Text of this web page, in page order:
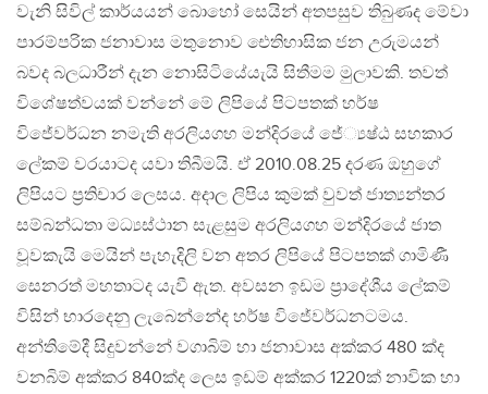
වැනි සිවිල් කාර්යයන් බොහෝ සෙයින් අතපසුව තිබුණද මේවා
පාරම්පරික ජනාවාස මතුනොව ඓතිහාසික ජන උරුමයන්
බවද බලධාරීන් දැන නොසිටියේයැයි සිතීමම මුලාවකි. තවත්
විශේෂත්වයක් වන්නේ මේ ලිපියේ පිටපතක් හර්ෂ
විජේවර්ධන නමැති අරලියගහ මන්දිරයේ ජේ්‍යෂ්ඨ සහකාර
ලේකම් වරයාටද යවා තිබීමයි. ඒ 2010.08.25 දරණ ඔහුගේ
ලිපියට ප‍්‍රතිචාර ලෙසය. අදාල ලිපිය කුමක් වුවත් ජාත්‍යන්තර
සම්බන්ධතා මධ්‍යස්ථාන සැළසුම අරලියගහ මන්දිරයේ ජාත
වූවකැයි මෙයින් පැහැදිලි වන අතර ලිපියේ පිටපතක් ගාමිණී
සෙනරත් මහතාටද යැවී ඇත. අවසන ඉඩම ප‍්‍රාදේශීය ලේකම්
විසින් භාරදෙනු ලැබෙන්නේද හර්ෂ විජේවර්ධනටමය.
අන්තිමේදී සිදුවන්නේ වගාබිම් හා ජනාවාස අක්කර 480 ක්ද
වනබිම් අක්කර 840ක්ද ලෙස ඉඩම් අක්කර 1220ක් නාවික හා